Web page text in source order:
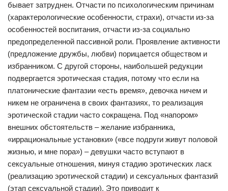
бывает затруднен. Отчасти по психологическим причинам
(характерологические особенности, страхи), отчасти из-за
особенностей воспитания, отчасти из-за социально
предопределенной пассивной роли. Проявление активности
(предложение дружбы, любви) порицается обществом и
избранником. С другой стороны, наибольшей редукции
подвергается эротическая стадия, потому что если на
платонические фантазии «есть время», девочка ничем и
никем не ограничена в своих фантазиях, то реализация
эротической стадии часто сокращена. Под «напором»
внешних обстоятельств – желание избранника,
«иррациональные установки» («все подруги живут половой
жизнью, и мне пора») – девушки часто вступают в
сексуальные отношения, минуя стадию эротических ласк
(реализацию эротической стадии) и сексуальных фантазий
(этап сексуальной стадии). Это приводит к